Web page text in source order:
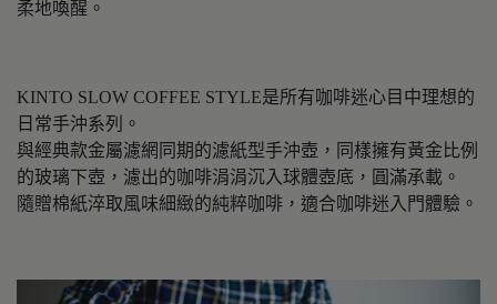
柔地喚醒。
KINTO SLOW COFFEE STYLE是所有咖啡迷心目中理想的
日常手沖系列。
與經典款金屬濾網同期的濾紙型手沖壺，同樣擁有黃金比例
的玻璃下壺，濾出的咖啡涓涓沉入球體壺底，圓滿承載。
隨贈棉紙淬取風味細緻的純粹咖啡，適合咖啡迷入門體驗。